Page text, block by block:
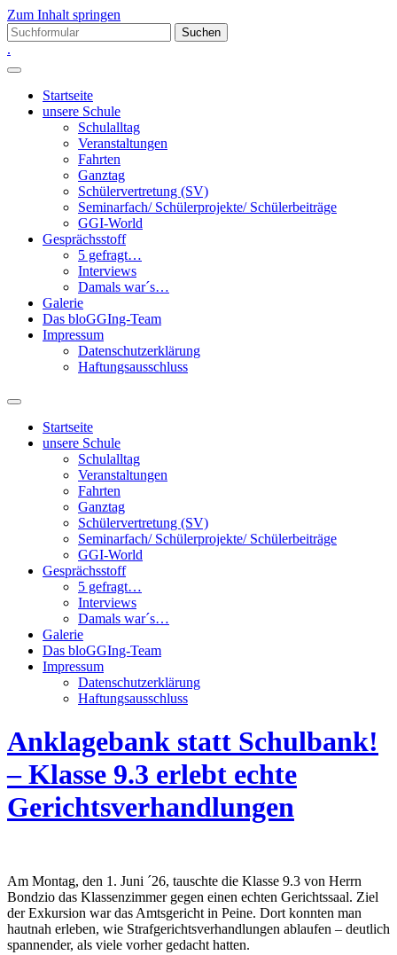
Zum Inhalt springen
Suchen
nach:
.
Startseite
unsere Schule
Schulalltag
Veranstaltungen
Fahrten
Ganztag
Schülervertretung (SV)
Seminarfach/ Schülerprojekte/ Schülerbeiträge
GGI-World
Gesprächsstoff
5 gefragt…
Interviews
Damals war´s…
Galerie
Das bloGGIng-Team
Impressum
Datenschutzerklärung
Haftungsausschluss
Suchfeld
ein-/ausblenden
Startseite
unsere Schule
Schulalltag
Veranstaltungen
Fahrten
Ganztag
Schülervertretung (SV)
Seminarfach/ Schülerprojekte/ Schülerbeiträge
GGI-World
Gesprächsstoff
5 gefragt…
Interviews
Damals war´s…
Galerie
Das bloGGIng-Team
Impressum
Datenschutzerklärung
Haftungsausschluss
Anklagebank statt Schulbank!
– Klasse 9.3 erlebt echte
Gerichtsverhandlungen
Am Montag, den 1. Juni ´26, tauschte die Klasse 9.3 von Herrn
Bondzio das Klassenzimmer gegen einen echten Gerichtssaal. Ziel
der Exkursion war das Amtsgericht in Peine. Dort konnten man
hautnah erleben, wie Strafgerichtsverhandlungen ablaufen – deutlich
spannender, als viele vorher gedacht hatten.